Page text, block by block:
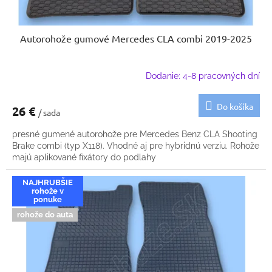
Autorohože gumové Mercedes CLA combi 2019-2025
Dodanie: 4-8 pracovných dní
26 € / sada
Do košíka
presné gumené autorohože pre Mercedes Benz CLA Shooting
Brake combi (typ X118). Vhodné aj pre hybridnú verziu. Rohože
majú aplikované fixátory do podlahy
NAJHRUBŠIE
rohože v
ponuke
rohože do auta